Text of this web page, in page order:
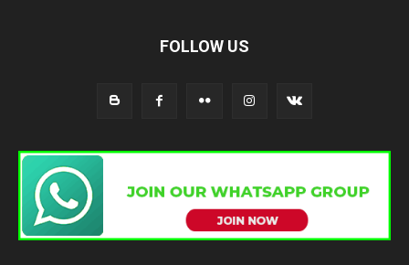
FOLLOW US